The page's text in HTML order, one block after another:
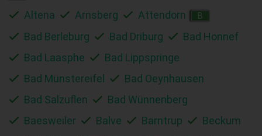
Altena
Arnsberg Attendorn B
Bad Berleburg Bad Driburg
Bad Honnef
Bad Laasphe
Bad Lippspringe
Bad Münstereifel
Bad Oeynhausen
Bad Salzuflen
Bad Wünnenberg
Baesweiler
Balve Barntrup
Beckum